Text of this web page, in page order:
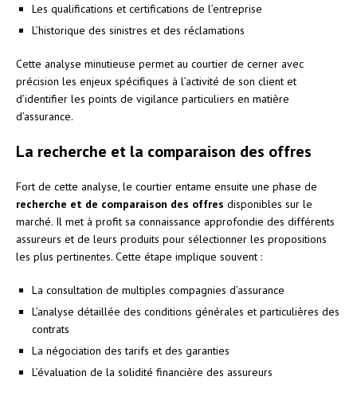
Les qualifications et certifications de l’entreprise
L’historique des sinistres et des réclamations
Cette analyse minutieuse permet au courtier de cerner avec
précision les enjeux spécifiques à l’activité de son client et
d’identifier les points de vigilance particuliers en matière
d’assurance.
La recherche et la comparaison des offres
Fort de cette analyse, le courtier entame ensuite une phase de
recherche et de comparaison des offres disponibles sur le
marché. Il met à profit sa connaissance approfondie des différents
assureurs et de leurs produits pour sélectionner les propositions
les plus pertinentes. Cette étape implique souvent :
La consultation de multiples compagnies d’assurance
L’analyse détaillée des conditions générales et particulières des
contrats
La négociation des tarifs et des garanties
L’évaluation de la solidité financière des assureurs